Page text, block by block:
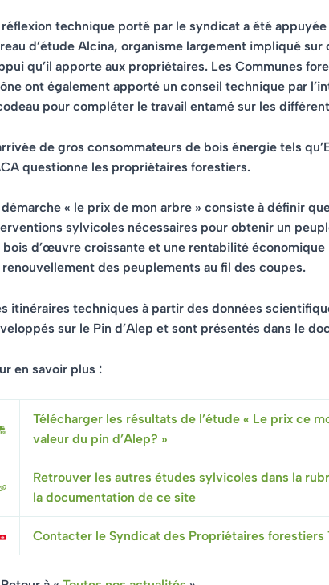
réflexion technique porté par le syndicat a été
d’étude Alcina, organisme largement impliqué
qu’il apporte aux propriétaires. Les Communes
ont également apporté un conseil technique par
pour compléter le travail entamé sur les
de gros consommateurs de bois énergie tels
questionne les propriétaires forestiers.
démarche « le prix de mon arbre » consiste à définir
sylvicoles nécessaires pour obtenir un
bois d’œuvre croissante et une rentabilité
renouvellement des peuplements au fil des coupes.
itinéraires techniques à partir des données
sur le Pin d’Alep et sont présentés dans le
en savoir plus :
Télécharger les résultats de l’étude « Le prix ce
valeur du pin d’Alep? »
Retrouver les autres études sylvicoles dans la
la documentation de ce site
Contacter le Syndicat des Propriétaires forestiers